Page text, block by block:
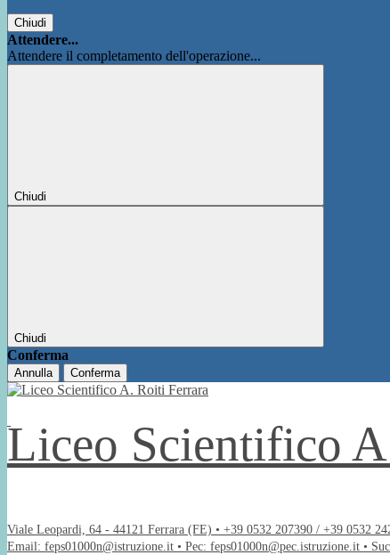
Chiudi
Attendere...
Attendere il completamento dell'operazione...
Chiudi
Chiudi
Conferma
Annulla Conferma
Liceo Scientifico
Viale Leopardi, 64 - 44121 Ferrara (FE) • +39 0532 207390 / +39 0532
Email: feps01000n@istruzione.it • Pec: feps01000n@pec.istruzione.it •